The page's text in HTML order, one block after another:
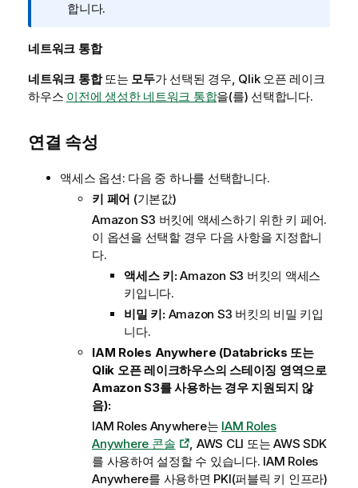
보
모
합니다.
네트워크 통합
네트워크 통합또는 모두가 선택된 경우, Qlik 오픈 레이크
하우스 이전에 생성한 네트워크 통합을(를) 선택합니다.
연결 속성
액세스 옵션: 다음 중 하나를 선택합니다.
키 페어 (기본값)
Amazon S3 버킷에 액세스하기 위한 키 페어.
이 옵션을 선택할 경우 다음 사항을 지정합니
다.
액세스 키:Amazon S3 버킷의 액세스
키입니다.
비밀 키:Amazon S3 버킷의 비밀 키입
니다.
IAM Roles Anywhere (Databricks 또는
Qlik 오픈 레이크하우스의 스테이징 영역으로
Amazon S3를 사용하는 경우 지원되지 않
음):
IAM Roles Anywhere는 IAM Roles
Anywhere 콘솔
, AWS CLI 또는 AWS SDK
를 사용하여 설정할 수 있습니다. IAM Roles
Anywhere를 사용하면 PKI(퍼블릭 키 인프라)